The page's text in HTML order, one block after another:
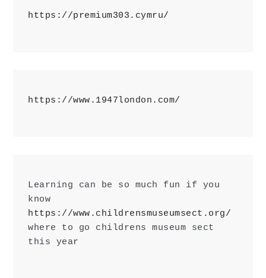
https://premium303.cymru/
https://www.1947london.com/
Learning can be so much fun if you
https://www.childrensmuseumsect.org/
where to go childrens museum sect
this year